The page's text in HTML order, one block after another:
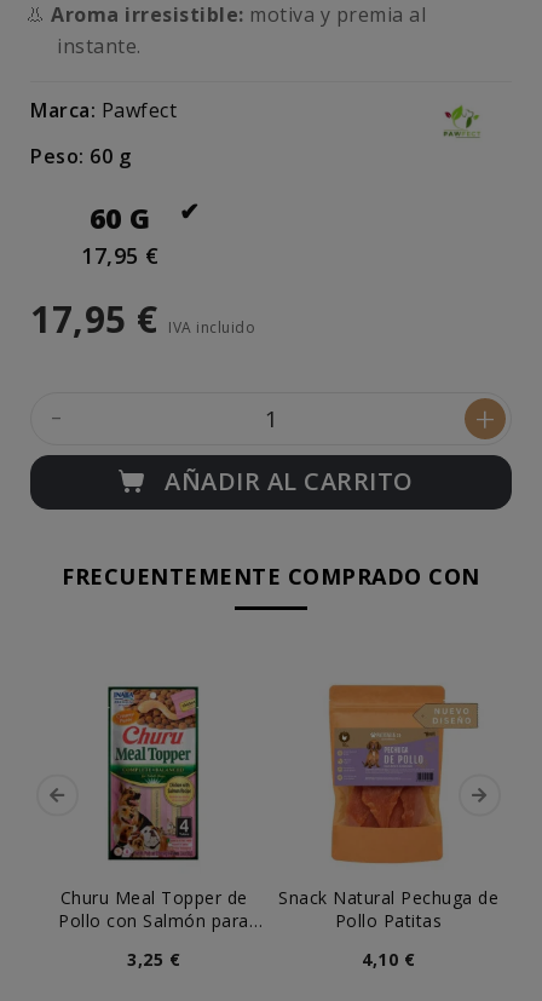
👃 Aroma irresistible: motiva y premia al
instante.
Marca: Pawfect
Peso: 60 g
60 G
17,95 €
17,95 € IVA incluido
- +
AÑADIR AL CARRITO
FRECUENTEMENTE COMPRADO CON
Churu Meal Topper de
Pollo con Salmón para
3,25 €
Snack Natural Pechuga de
Pollo Patitas
4,10 €